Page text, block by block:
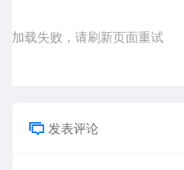
加载失败，请刷新页面重试
发表评论